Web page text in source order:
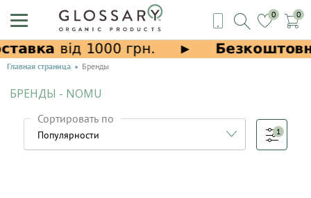
0 0
Главная страница Бренды
БРЕНДЫ - NOMU
Сортировать по
1